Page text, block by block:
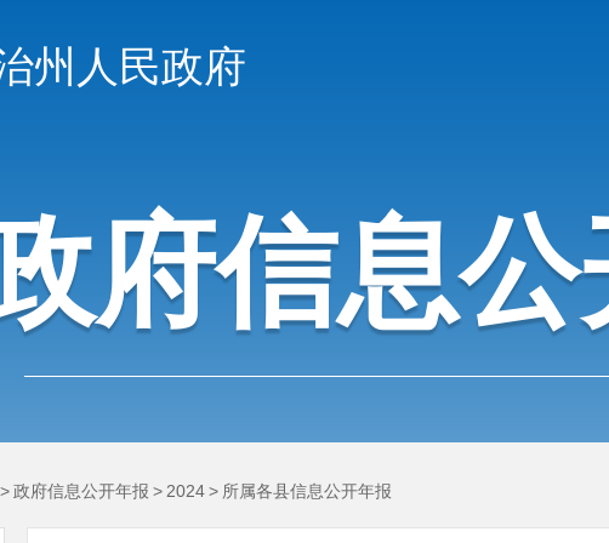
州人民政府
府信息公
>政府信息公开年报 > 2024> 所属各县信息公开年报